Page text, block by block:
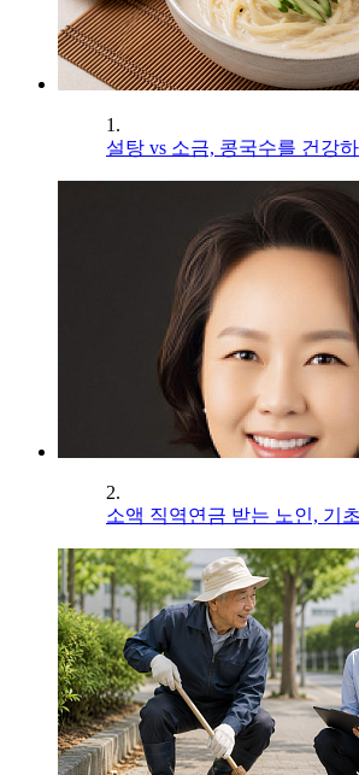
1.
설탕 vs 소금, 콩국수를 건강
2.
소액 직역연금 받는 노인, 기